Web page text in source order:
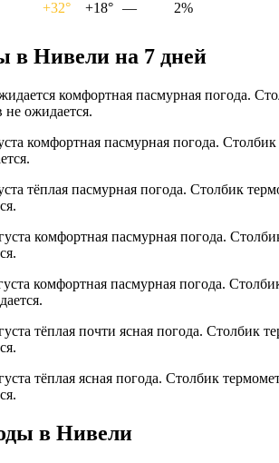
+32° +18° — 2%
в Нивели на 7 дней
комфортная пасмурная погода.
не ожидается.
комфортная пасмурная погода.
тёплая пасмурная погода. Столбик
комфортная пасмурная погода.
комфортная пасмурная погода.
тёплая почти ясная погода. Столбик
тёплая ясная погода. Столбик
в Нивели